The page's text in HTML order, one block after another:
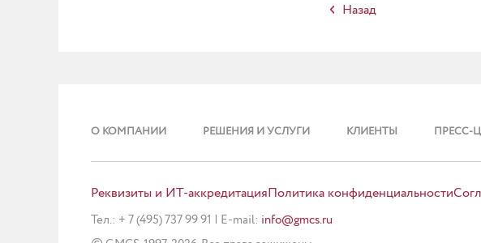
Назад
О КОМПАНИИ РЕШЕНИЯ И УСЛУГИ КЛИЕНТЫ ПРЕСС-
Реквизиты и ИТ-аккредитацияПолитика конфиденциальности
Тел.: + 7 (495) 737 99 91 | E-mail: info@gmcs.ru